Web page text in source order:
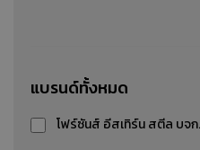
เศษเหล็กหนา
รับซื้อ-ขาย-ประมูล เศษเหล็กหนา
แบรนด์ทั้งหมด
โฟร์ซันส์ อีสเทิร์น สตีล บจก.